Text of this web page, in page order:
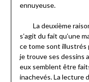
ennuyeuse.
La deuxième
s’agit du fait qu’une
ce tome sont illustrés
je trouve ses dessins
eux semblent être
inachevés. La lecture